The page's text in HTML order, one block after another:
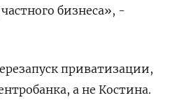
бизнеса», -
приватизации,
а не Костина.